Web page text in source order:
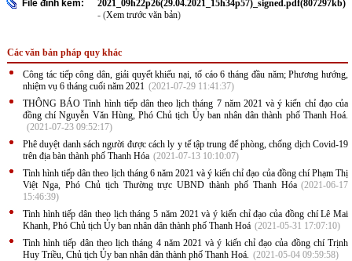
File đính kèm:
2021_09h22p26(29.04.2021_15h34p57)_signed.pdf(807297kb)
- (Xem trước văn bản)
Các văn bản pháp quy khác
Công tác tiếp công dân, giải quyết khiếu nại, tố cáo 6 tháng đầu năm; Phương hướng,
nhiệm vụ 6 tháng cuối năm 2021 (2021-07-29 11:41:37)
THÔNG BÁO Tình hình tiếp dân theo lịch tháng 7 năm 2021 và ý kiến chỉ đạo của
đồng chí Nguyễn Văn Hùng, Phó Chủ tịch Ủy ban nhân dân thành phố Thanh Hoá.
(2021-07-23 09:52:17)
Phê duyệt danh sách người được cách ly y tế tập trung để phòng, chống dịch Covid-19
trên địa bàn thành phố Thanh Hóa (2021-07-13 10:10:07)
Tình hình tiếp dân theo lịch tháng 6 năm 2021 và ý kiến chỉ đạo của đồng chí Phạm Thị
Việt Nga, Phó Chủ tịch Thường trực UBND thành phố Thanh Hóa (2021-06-17
15:46:39)
Tình hình tiếp dân theo lịch tháng 5 năm 2021 và ý kiến chỉ đạo của đồng chí Lê Mai
Khanh, Phó Chủ tịch Ủy ban nhân dân thành phố Thanh Hoá (2021-05-31 17:07:10)
Tình hình tiếp dân theo lịch tháng 4 năm 2021 và ý kiến chỉ đạo của đồng chí Trịnh
Huy Triều, Chủ tịch Ủy ban nhân dân thành phố Thanh Hoá. (2021-05-04 09:59:58)